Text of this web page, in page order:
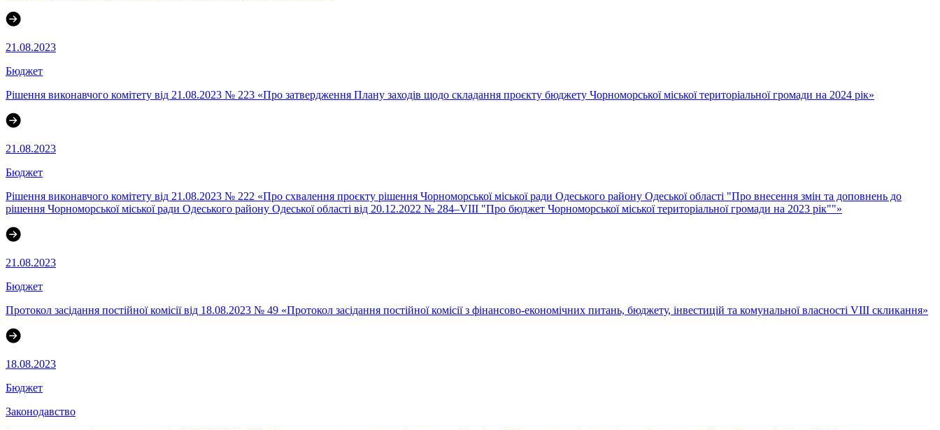
21.08.2023
Бюджет
Рішення виконавчого комітету від 21.08.2023 № 223 «Про затвердження Плану заходів щодо складання проєкту бюджету Чорноморської міської територіальної громади на 2024 рік»
21.08.2023
Бюджет
Рішення виконавчого комітету від 21.08.2023 № 222 «Про схвалення проєкту рішення Чорноморської міської ради Одеського району Одеської області "Про внесення змін та доповнень до
рішення Чорноморської міської ради Одеського району Одеської області від 20.12.2022 № 284–VІII "Про бюджет Чорноморської міської територіальної громади на 2023 рік""»
21.08.2023
Бюджет
Протокол засідання постійної комісії від 18.08.2023 № 49 «Протокол засідання постійної комісії з фінансово-економічних питань, бюджету, інвестицій та комунальної власності VІІІ скликання»
18.08.2023
Бюджет
Законодавство